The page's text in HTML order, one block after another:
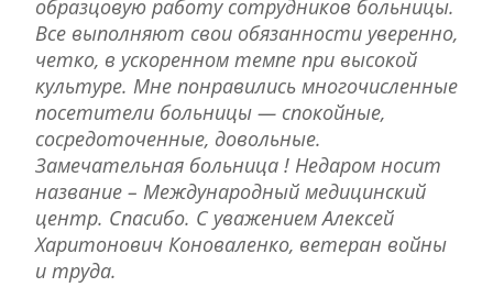
образцовую работу сотрудников больницы.
Все выполняют свои обязанности уверенно,
четко, в ускоренном темпе при высокой
культуре. Мне понравились многочисленные
посетители больницы — спокойные,
сосредоточенные, довольные.
Замечательная больница ! Недаром носит
название – Международный медицинский
центр. Спасибо. С уважением Алексей
Харитонович Коноваленко, ветеран войны
и труда.